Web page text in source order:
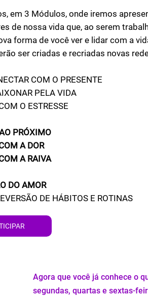
Agora que você já conhece o
segundas, quartas e sextas-
em 3 Módulos, onde iremos
de nossa vida que, ao serem
forma de você ver e lidar com a
ser criadas e recriadas novas
COM O PRESENTE
PELA VIDA
O ESTRESSE
PRÓXIMO
A DOR
A RAIVA
DO AMOR
DE HÁBITOS E ROTINAS